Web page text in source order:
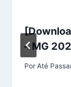
– MG
PorAté